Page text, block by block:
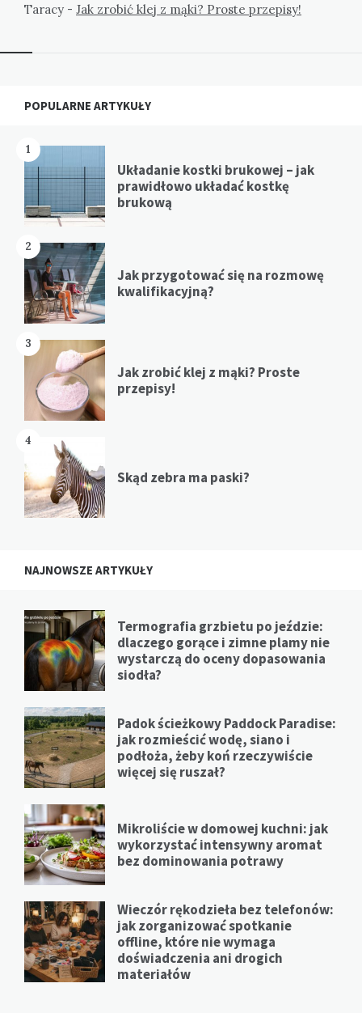
Taracy - Jak zrobić klej z mąki? Proste przepisy!
Widgets
POPULARNE ARTYKUŁY
1
Układanie kostki brukowej – jak
prawidłowo układać kostkę
brukową
2
Jak przygotować się na rozmowę
kwalifikacyjną?
3
Jak zrobić klej z mąki? Proste
przepisy!
4
Skąd zebra ma paski?
NAJNOWSZE ARTYKUŁY
Termografia grzbietu po jeździe:
dlaczego gorące i zimne plamy nie
wystarczą do oceny dopasowania
siodła?
Padok ścieżkowy Paddock Paradise:
jak rozmieścić wodę, siano i
podłoża, żeby koń rzeczywiście
więcej się ruszał?
Mikroliście w domowej kuchni: jak
wykorzystać intensywny aromat
bez dominowania potrawy
Wieczór rękodzieła bez telefonów:
jak zorganizować spotkanie
offline, które nie wymaga
doświadczenia ani drogich
materiałów